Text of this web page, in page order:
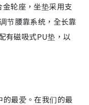
轮座，坐垫采用支
节腰靠系统，全长靠
有磁吸式PU垫，以
最爱。在我们的最